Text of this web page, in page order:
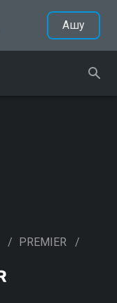
Ашу
/ PREMIER /